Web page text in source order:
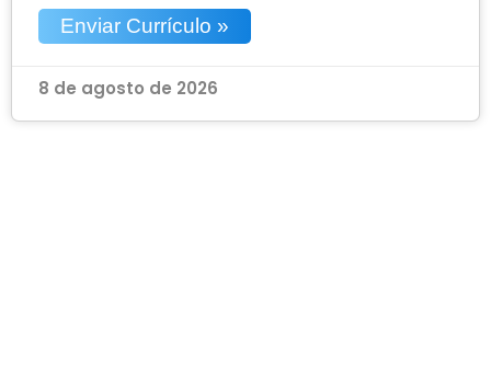
Enviar Currículo »
8 de agosto de 2026